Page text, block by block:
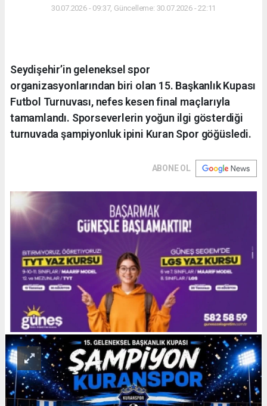
30.07.2026 - 09:37, Güncelleme: 30.07.2026 - 22:11
Seydişehir’in geleneksel spor
organizasyonlarından biri olan 15. Başkanlık Kupası
Futbol Turnuvası, nefes kesen final maçlarıyla
tamamlandı. Sporseverlerin yoğun ilgi gösterdiği
turnuvada şampiyonluk ipini Kuran Spor göğüsledi.
ABONE OL